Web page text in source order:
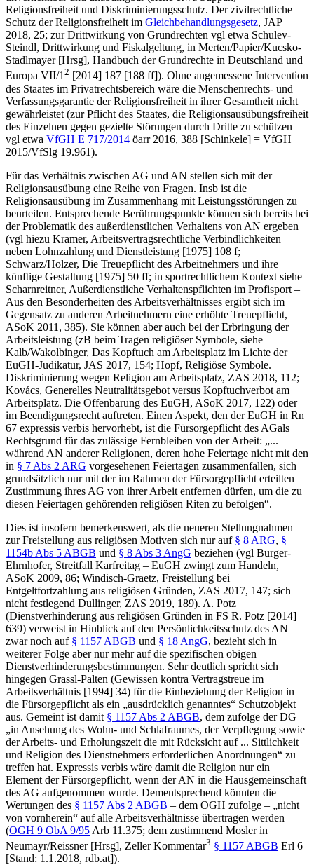
Religionsfreiheit und Diskriminierungsschutz. Der zivilrechtliche
Schutz der Religionsfreiheit im Gleichbehandlungsgesetz, JAP
2018, 25; zur Drittwirkung von Grundrechten vgl etwa Schulev-
Steindl, Drittwirkung und Fiskalgeltung, in Merten/Papier/Kucsko-
Stadlmayer[Hrsg], Handbuch der Grundrechte in Deutschland und
Europa VII/12 [2014] 187 [188 ff]). Ohne angemessene Intervention
des Staates im Privatrechtsbereich wäre die Menschenrechts- und
Verfassungsgarantie der Religionsfreiheit in ihrer Gesamtheit nicht
gewährleistet (zur Pflicht des Staates, die Religionsausübungsfreiheit
des Einzelnen gegen gezielte Störungen durch Dritte zu schützen
vgl etwa VfGH E 717/2014 öarr 2016, 388 [Schinkele] = VfGH
2015/VfSlg 19.961).
Für das Verhältnis zwischen AG und AN stellen sich mit der
Religionsausübung eine Reihe von Fragen. Insb ist die
Religionsausübung im Zusammenhang mit Leistungsstörungen zu
beurteilen. Entsprechende Berührungspunkte können sich bereits bei
der Problematik des außerdienstlichen Verhaltens von AN ergeben
(vgl hiezu Kramer, Arbeitsvertragsrechtliche Verbindlichkeiten
neben Lohnzahlung und Dienstleistung [1975] 108 f;
Schwarz/Holzer, Die Treuepflicht des Arbeitnehmers und ihre
künftige Gestaltung [1975] 50 ff; in sportrechtlichem Kontext siehe
Scharnreitner, Außerdienstliche Verhaltenspflichten im Profisport –
Aus den Besonderheiten des Arbeitsverhältnisses ergibt sich im
Gegensatz zu anderen Arbeitnehmern eine erhöhte Treuepflicht,
ASoK 2011, 385). Sie können aber auch bei der Erbringung der
Arbeitsleistung (zB beim Tragen religiöser Symbole, siehe
Kalb/Wakolbinger, Das Kopftuch am Arbeitsplatz im Lichte der
EuGH-Judikatur, JAS 2017, 154; Hopf, Religiöse Symbole.
Diskriminierung wegen Religion am Arbeitsplatz, ZAS 2018, 112;
Kovács, Generelles Neutralitätsgebot versus Kopftuchverbot am
Arbeitsplatz. Die Offenbarung des EuGH, ASoK 2017, 122) oder
im Beendigungsrecht auftreten. Einen Aspekt, den der EuGH in Rn
67 expressis verbis hervorhebt, ist die Fürsorgepflicht des AGals
Rechtsgrund für das zulässige Fernbleiben von der Arbeit: „...
während AN anderer Religionen, deren hohe Feiertage nicht mit den
in § 7 Abs 2 ARG vorgesehenen Feiertagen zusammenfallen, sich
grundsätzlich nur mit der im Rahmen der Fürsorgepflicht erteilten
Zustimmung ihres AG von ihrer Arbeit entfernen dürfen, um die zu
diesen Feiertagen gehörenden religiösen Riten zu befolgen“.
Dies ist insofern bemerkenswert, als die neueren Stellungnahmen
zur Freistellung aus religiösen Motiven sich nur auf § 8 ARG, §
1154b Abs 5 ABGB und § 8 Abs 3 AngG beziehen (vgl Burger-
Ehrnhofer, Streitfall Karfreitag – EuGH zwingt zum Handeln,
ASoK 2009, 86; Windisch-Graetz, Freistellung bei
Entgeltfortzahlung aus religiösen Gründen, ZAS 2017, 147; sich
nicht festlegend Dullinger, ZAS 2019, 189). A. Potz
(Dienstverhinderung aus religiösen Gründen in FS R. Potz [2014]
639) verweist in Hinblick auf den Persönlichkeitsschutz des AN
zwar noch auf § 1157 ABGB und § 18 AngG, bezieht sich in
weiterer Folge aber nur mehr auf die spezifischen obigen
Dienstverhinderungsbestimmungen. Sehr deutlich spricht sich
hingegen Grassl-Palten (Gewissen kontra Vertragstreue im
Arbeitsverhältnis [1994] 34) für die Einbeziehung der Religion in
die Fürsorgepflicht als ein „ausdrücklich genanntes“ Schutzobjekt
aus. Gemeint ist damit § 1157 Abs 2 ABGB, dem zufolge der DG
„in Ansehung des Wohn- und Schlafraumes, der Verpflegung sowie
der Arbeits- und Erholungszeit die mit Rücksicht auf ... Sittlichkeit
und Religion des Dienstnehmers erforderlichen Anordnungen“ zu
treffen hat. Expressis verbis wäre damit die Religion nur ein
Element der Fürsorgepflicht, wenn der AN in die Hausgemeinschaft
des AG aufgenommen wurde. Dementsprechend könnten die
Wertungen des § 1157 Abs 2 ABGB – dem OGH zufolge – „nicht
von vornherein“ auf alle Arbeitsverhältnisse übertragen werden
(OGH 9 ObA 9/95 Arb 11.375; dem zustimmend Moslerin
Neumayr/Reissner[Hrsg], Zeller Kommentar3 § 1157 ABGB Erl 6
[Stand: 1.1.2018, rdb.at]).